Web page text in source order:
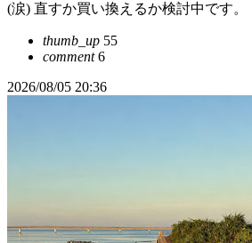
(涙) 直すか買い換えるか検討中です。
thumb_up 55
comment6
2026/08/05 20:36